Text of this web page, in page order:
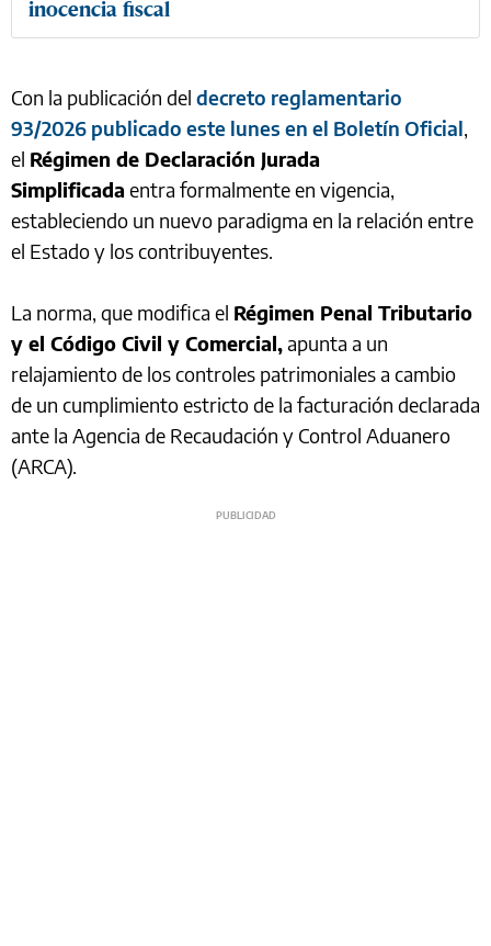
inocencia fiscal
Con la publicación del decreto reglamentario
93/2026 publicado este lunes en el Boletín Oficial,
el Régimen de Declaración Jurada
Simplificada entra formalmente en vigencia,
estableciendo un nuevo paradigma en la relación entre
el Estado y los contribuyentes.
La norma, que modifica el Régimen Penal Tributario
y el Código Civil y Comercial,apunta a un
relajamiento de los controles patrimoniales a cambio
de un cumplimiento estricto de la facturación declarada
ante la Agencia de Recaudación y Control Aduanero
(ARCA).